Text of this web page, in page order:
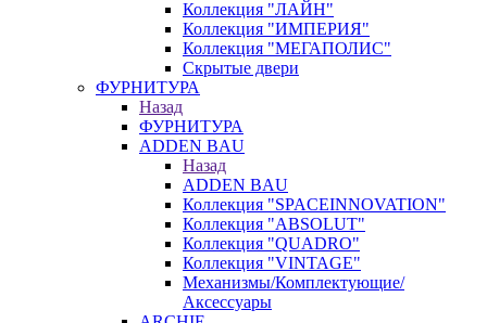
Коллекция "ЛАЙН"
Коллекция "ИМПЕРИЯ"
Коллекция "МЕГАПОЛИС"
Скрытые двери
ФУРНИТУРА
Назад
ФУРНИТУРА
ADDEN BAU
Назад
ADDEN BAU
Коллекция "SPACEINNOVATION"
Коллекция "ABSOLUT"
Коллекция "QUADRO"
Коллекция "VINTAGE"
Механизмы/Комплектующие/
Аксессуары